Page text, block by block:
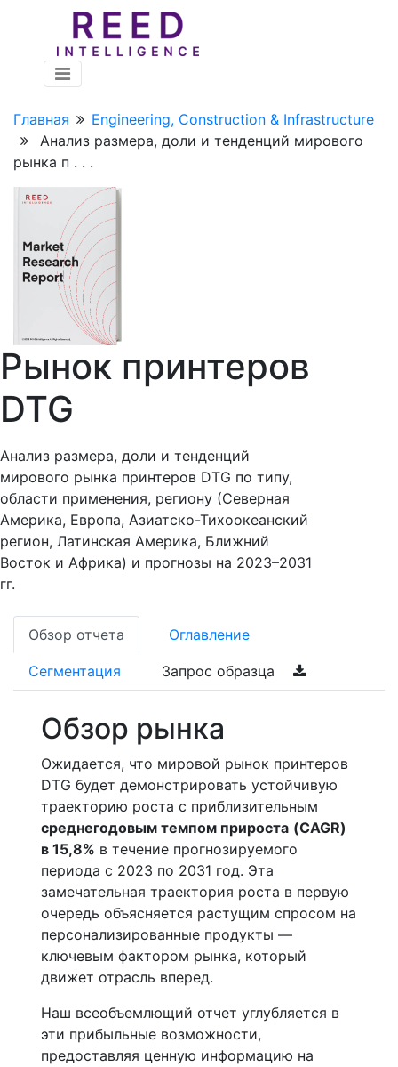
Главная
Engineering, Construction & Infrastructure
Анализ размера, доли и тенденций мирового
рынка п . . .
Рынок принтеров
DTG
Анализ размера, доли и тенденций
мирового рынка принтеров DTG по типу,
области применения, региону (Северная
Америка, Европа, Азиатско-Тихоокеанский
регион, Латинская Америка, Ближний
Восток и Африка) и прогнозы на 2023–2031
гг.
Обзор отчета Оглавление
Сегментация Запрос образца
Обзор рынка
Ожидается, что мировой рынок принтеров
DTG будет демонстрировать устойчивую
траекторию роста с приблизительным
среднегодовым темпом прироста (CAGR)
в 15,8% в течение прогнозируемого
периода с 2023 по 2031 год. Эта
замечательная траектория роста в первую
очередь объясняется растущим спросом на
персонализированные продукты —
ключевым фактором рынка, который
движет отрасль вперед.
Наш всеобъемлющий отчет углубляется в
эти прибыльные возможности,
предоставляя ценную информацию на